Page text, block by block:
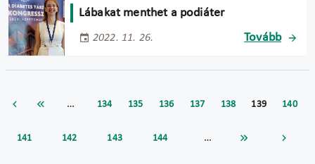
Lábakat menthet a podiáter
2022. 11. 26. Tovább
… 134 135 136 137 138 139 140
141 142 143 144 …